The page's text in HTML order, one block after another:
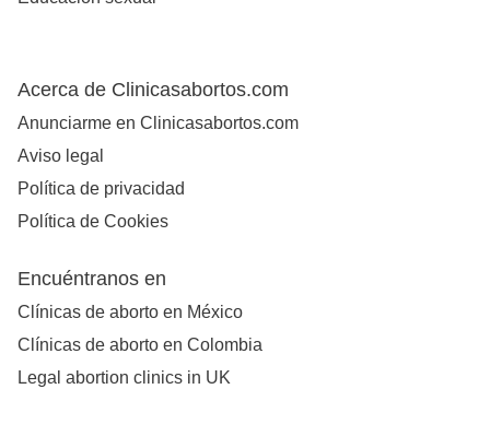
Acerca de Clinicasabortos.com
Anunciarme en Clinicasabortos.com
Aviso legal
Política de privacidad
Política de Cookies
Encuéntranos en
Clínicas de aborto en México
Clínicas de aborto en Colombia
Legal abortion clinics in UK